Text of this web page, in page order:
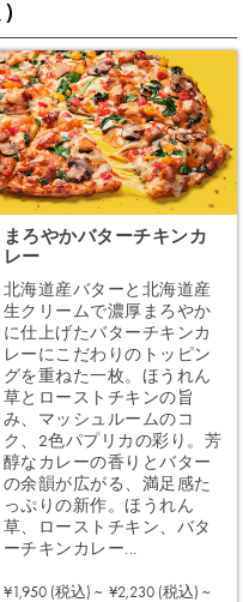
まろやかバターチキンカ
レー
北海道産バターと北海道産
生クリームで濃厚まろやか
に仕上げたバターチキンカ
レーにこだわりのトッピン
グを重ねた一枚。ほうれん
草とローストチキンの旨
み、マッシュルームのコ
ク、2色パプリカの彩り。芳
醇なカレーの香りとバター
の余韻が広がる、満足感た
っぷりの新作。ほうれん
草、ローストチキン、バタ
ーチキンカレー...
¥1,950 (税込) ~ ¥2,230 (税込) ~